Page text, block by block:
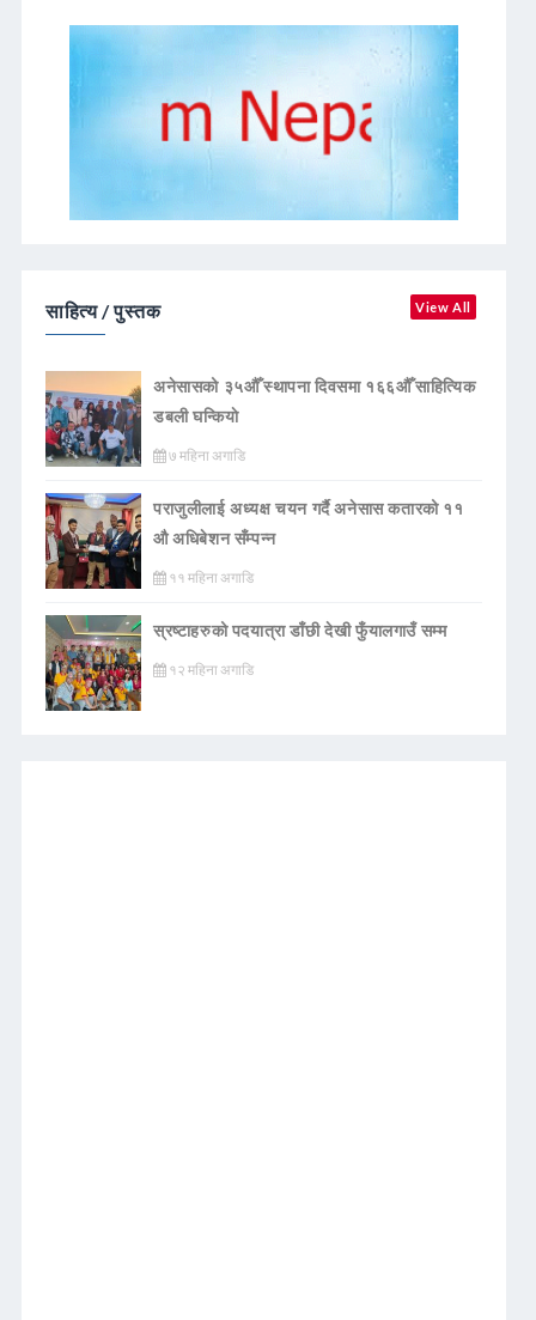
साहित्य / पुस्तक View All
अनेसासको ३५औँ स्थापना दिवसमा १६६औँ साहित्यिक
डबली घन्कियाे
७ महिना अगाडि
पराजुलीलाई अध्यक्ष चयन गर्दै अनेसास कतारको ११
औ अधिबेशन सँम्पन्न
११ महिना अगाडि
स्रष्टाहरुको पदयात्रा डाँछी देखी फुँयालगाउँ सम्म
१२ महिना अगाडि